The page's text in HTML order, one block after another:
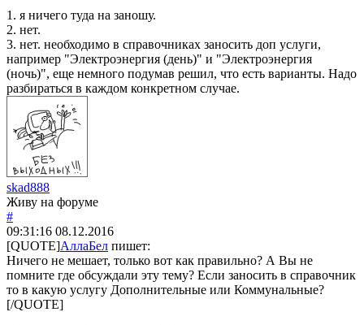
1. я ничего туда на заношу.
2. нет.
3. нет. необходимо в справочниках заносить доп услуги,
например "Электроэнергия (день)" и "Электроэнергия
(ночь)", еще немного подумав решил, что есть варианты. Надо
разбираться в каждом конкретном случае.
skad888
Живу на форуме
#
09:31:16 08.12.2016
[QUOTE]АллаБел пишет:
Ничего не мешает, только вот как правильно? А Вы не
помните где обсуждали эту тему? Если заносить в справочник
то в какую услугу Дополнительные или Коммунальные?
[/QUOTE]